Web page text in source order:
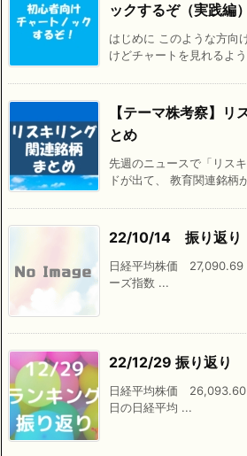
ックするぞ（実践編）
はじめに このような方向
けどチャートを見れるよ
【テーマ株考察】
とめ
先週のニュースで「リス
ドが出て、 教育関連銘柄
22/10/14 振り返り
日経平均株価
ーズ指数 ...
22/12/29 振り返り
日経平均株価
日の日経平均 ...